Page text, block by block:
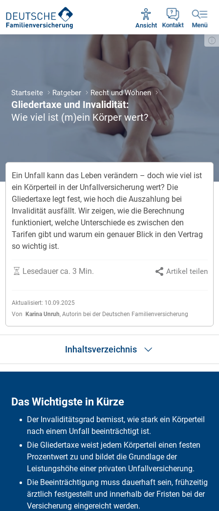
Kontakt
Ansicht Menü
Mo - Fr 09:00 - 18:30 Uhr
Startseite Ratgeber Recht und Wohnen
Gliedertaxe und Invalidität:
Wie viel ist (m)ein Körper wert?
Ein Unfall kann das Leben verändern – doch wie viel ist
ein Körperteil in der Unfallversicherung wert? Die
Gliedertaxe legt fest, wie hoch die Auszahlung bei
Invalidität ausfällt. Wir zeigen, wie die Berechnung
funktioniert, welche Unterschiede es zwischen den
Tarifen gibt und warum ein genauer Blick in den Vertrag
so wichtig ist.
Aktualisiert: 10.09.2025
Von
Karina Unruh, Autorin bei der Deutschen Familienversicherung
Lesedauer ca. 3 Min. Artikel teilen
Inhaltsverzeichnis
Wonach richtet sich der Invaliditätsgrad
Wer stellt die Invalidität fest?
In welcher Höhe sind die Körperteile abgesichert?
Berechnung des Invaliditätsgrades
Andere Beeinträchtigungen
Checkliste
Das Wichtigste in Kürze
Der Invaliditätsgrad bemisst, wie stark ein Körperteil
nach einem Unfall beeinträchtigt ist.
Die Gliedertaxe weist jedem Körperteil einen festen
Prozentwert zu und bildet die Grundlage der
Leistungshöhe einer privaten Unfallversicherung.
Die Beeinträchtigung muss dauerhaft sein, frühzeitig
ärztlich festgestellt und innerhalb der Fristen bei der
Versicherung eingereicht werden.